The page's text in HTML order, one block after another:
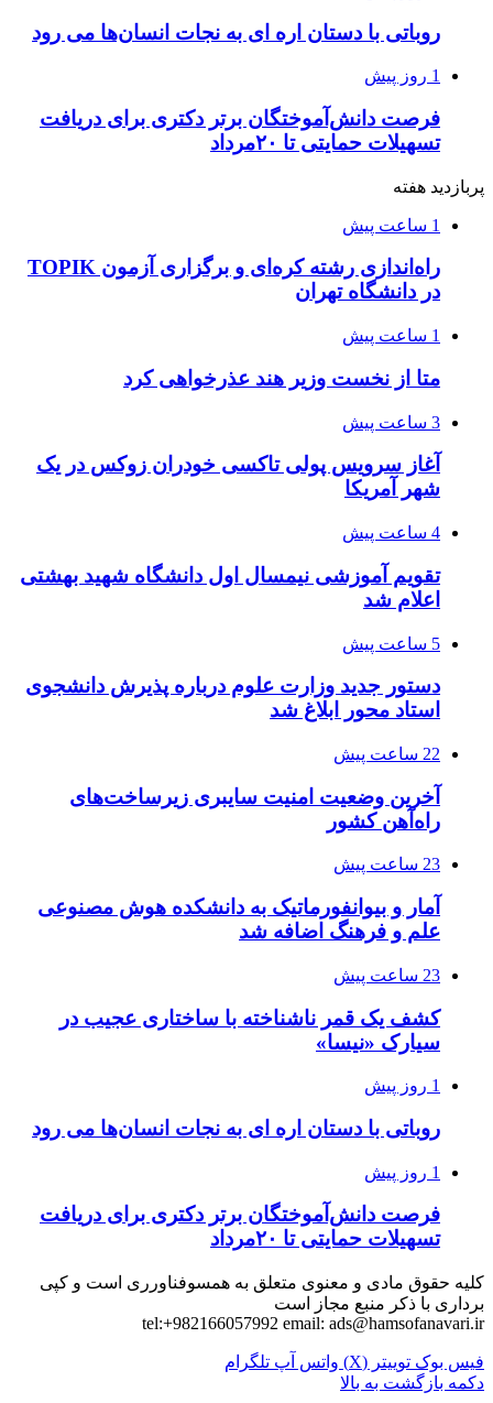
روباتی با دستان اره ای به نجات انسان‌ها می رود
1 روز پیش
فرصت دانش‌آموختگان برتر دکتری‌ برای دریافت
تسهیلات حمایتی تا ۲۰مرداد
پربازدید هفته
1 ساعت پیش
راه‌اندازی رشته کره‌ای و برگزاری آزمون TOPIK
در دانشگاه تهران
1 ساعت پیش
متا از نخست وزیر هند عذرخواهی کرد
3 ساعت پیش
آغاز سرویس پولی تاکسی خودران زوکس در یک
شهر آمریکا
4 ساعت پیش
تقویم آموزشی نیمسال اول دانشگاه شهید بهشتی
اعلام شد
5 ساعت پیش
دستور جدید وزارت علوم درباره پذیرش دانشجوی
استاد محور ابلاغ شد
22 ساعت پیش
آخرین وضعیت امنیت سایبری زیرساخت‌های
راه‌آهن کشور
23 ساعت پیش
آمار و بیوانفورماتیک به دانشکده هوش مصنوعی
علم و فرهنگ اضافه شد
23 ساعت پیش
کشف یک قمر ناشناخته با ساختاری عجیب در
سیارک «نیسا»
1 روز پیش
روباتی با دستان اره ای به نجات انسان‌ها می رود
1 روز پیش
فرصت دانش‌آموختگان برتر دکتری‌ برای دریافت
تسهیلات حمایتی تا ۲۰مرداد
کلیه حقوق مادی و معنوی متعلق به همسوفناورری است و کپی
برداری با ذکر منبع مجاز است
tel:+982166057992 email: ads@hamsofanavari.ir
فیس بوک توییتر (X) واتس آپ تلگرام
دکمه بازگشت به بالا